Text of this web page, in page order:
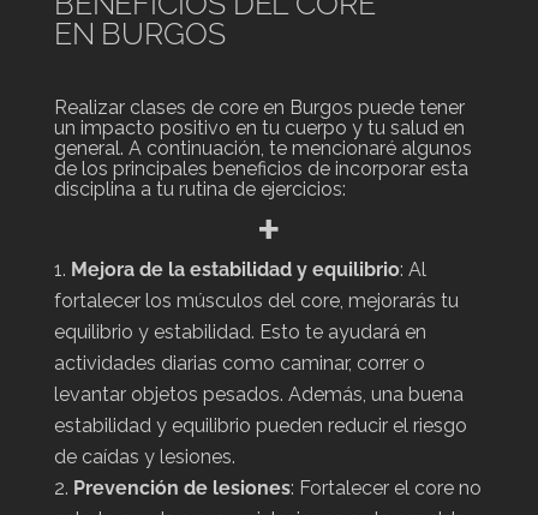
EN BURGOS
Realizar clases de core en Burgos puede tener
un impacto positivo en tu cuerpo y tu salud en
general. A continuación, te mencionaré algunos
de los principales beneficios de incorporar esta
disciplina a tu rutina de ejercicios:
+
Mejora de la estabilidad y equilibrio: Al
fortalecer los músculos del core, mejorarás tu
equilibrio y estabilidad. Esto te ayudará en
actividades diarias como caminar, correr o
levantar objetos pesados. Además, una buena
estabilidad y equilibrio pueden reducir el riesgo
de caídas y lesiones.
Prevención de lesiones: Fortalecer el core no